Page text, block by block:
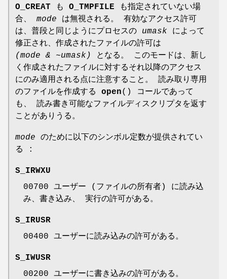
O_CREAT も O_TMPFILE も指定されていない場
合、 mode は無視される。 有効なアクセス許可
は、普段と同じようにプロセスの umask によって
修正され、作成されたファイルの許可は
(mode & ~umask)
となる。 このモードは、新し
く作成されたファイルに対するそれ以降のアクセス
にのみ適用される点に注意すること。 読み取り専用
のファイルを作成する open() コールであって
も、 読み書き可能なファイルディスクリプタを返す
ことがありうる。
mode のために以下のシンボル定数が提供されてい
る :
S_IRWXU
00700 ユーザー (ファイルの所有者) に読み込
み、書き込み、 実行の許可がある。
S_IRUSR
00400 ユーザーに読み込みの許可がある。
S_IWUSR
00200 ユーザーに書き込みの許可がある。